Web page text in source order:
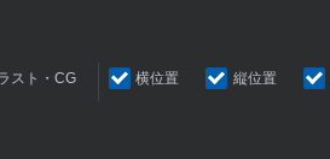
スト・CG 横位置 縦位置